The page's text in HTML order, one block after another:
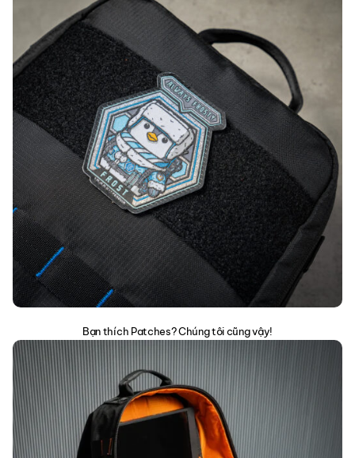
Bạn thích Patches? Chúng tôi cũng vậy!